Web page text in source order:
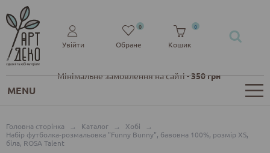
Мінімальне замовлення на сайті -350 грн
Увійти Обране
0
Кошик
0
MENU
Головна сторінка → Каталог → Хобі
→
Набір футболка-розмальовка "Funny Вunny", бавовна 100%, розмір XS,
біла, ROSA Talent